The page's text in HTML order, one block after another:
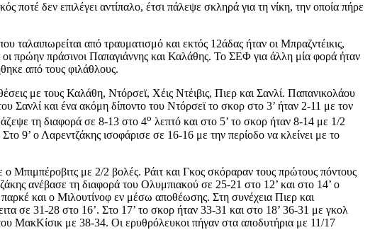
δεν επιλέγει αντίπαλο, έτσι πάλεψε σκληρά για τη νίκη, την οποία πήρε
από τραυματισμό και εκτός 12άδας ήταν οι Μπραζντέικις,
οι πρώην πράσινοι Παπαγιάννης και Καλάθης. Το ΣΕΦ για άλλη μία φορά ήταν
από τους φιλάθλους.
με τους Καλάθη, Ντόρσεϊ, Χέις Ντέιβις, Πιερ και Σανλί. Παπανικολάου
Σανλί και ένα ακόμη δίποντο του Ντόρσεϊ το σκορ στο 3’ ήταν 2-11 με τον
τη διαφορά σε 8-13 στο 4ο λεπτό και στο 5’ το σκορ ήταν 8-14 με 1/2
9’ ο Λαρεντζάκης ισοφάρισε σε 16-16 με την περίοδο να κλείνει με το
Μπιμπέροβιτς με 2/2 βολές. Ράιτ και Γκος σκόραραν τους πρώτους πόντους
ανέβασε τη διαφορά του Ολυμπιακού σε 25-21 στο 12’ και στο 14’ ο
και ο Μιλουτίνοφ εν μέσω αποθέωσης. Στη συνέχεια Πιερ και
σε 31-28 στο 16’. Στο 17’ το σκορ ήταν 33-31 και στο 18’ 36-31 με γκολ
ΜακΚίσικ με 38-34. Οι ερυθρόλευκοι πήγαν στα αποδυτήρια με 11/17